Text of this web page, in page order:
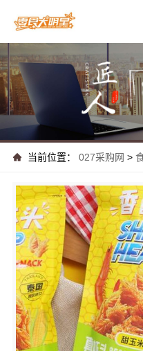
当前位置： 027采购网>